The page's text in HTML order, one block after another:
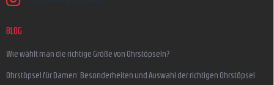
BLOG
Wie wählt man die richtige Größe von Ohrstöpseln?
Ohrstöpsel für Damen: Besonderheiten und Auswahl der richtigen Ohrstöpsel